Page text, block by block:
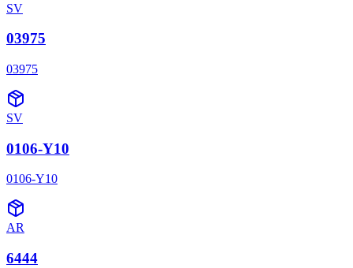
SV
03975
03975
SV
0106-Y10
0106-Y10
AR
6444